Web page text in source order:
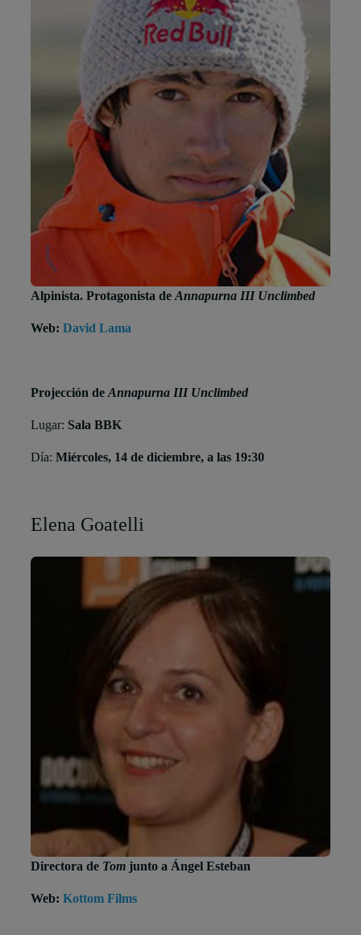
Alpinista. Protagonista de Annapurna III Unclimbed
Web: David Lama
Projección de Annapurna III Unclimbed
Lugar: Sala BBK
Día: Miércoles, 14 de diciembre, a las 19:30
Elena Goatelli
Directora de Tom junto a Ángel Esteban
Web: Kottom Films